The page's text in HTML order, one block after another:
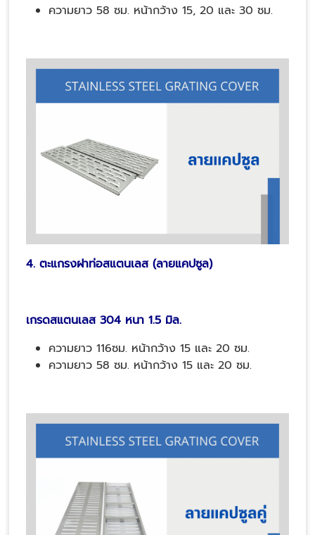
ความยาว 58 ซม. หน้ากว้าง 15, 20 และ 30 ซม.
4. ตะแกรงฝาท่อสแตนเลส (ลายแคปซูล)
เกรดสแตนเลส 304 หนา 1.5 มิล.
ความยาว 116ซม. หน้ากว้าง 15 และ 20 ซม.
ความยาว 58 ซม. หน้ากว้าง 15 และ 20 ซม.